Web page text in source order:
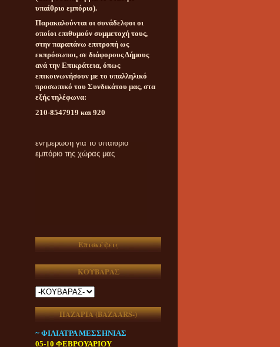
υπαίθριο εμπόριο).
Παρακαλούνται οι συνάδελφοι οι
οποίοι επιθυμούν συμμετοχή τους,
στην παραπάνω επιτροπή ως
εκπρόσωποι, σε διάφορους Δήμους
ανά την Επικράτεια, όπως
επικοινωνήσουν με το υπαλληλικό
προσωπικό του Συνδικάτου μας, στα
εξής τηλέφωνα:
210-8547919 και 920
εμπόριο της χώρας μας
Επισκέψεις
ΚΟΥΒΑΡΑΣ
ΠΑΖΑΡΙΑ (ΒAZAARS-)
~ ΦΙΛΙΑΤΡΑ ΜΕΣΣΗΝΙΑΣ
05-10 ΦΕΒΡΟΥΑΡΙΟΥ